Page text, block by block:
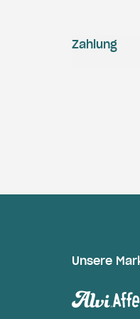
Zahlung
Unsere